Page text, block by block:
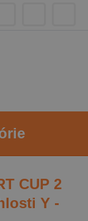
CUP 2
Y -